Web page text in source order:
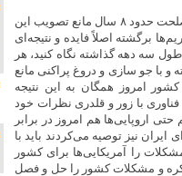
جنتی اظهار کرد: در زمینه FATF نیز یک جریان تندرو در مجمع تشخیص مصلحت حدود ۸ سال مانع تصویب این
برگشته اصلاً فایده و نتیجه‌ای
سه دهه گذاشته نگاه کنید، هر
با جو سازی و دروغ پراکنی مانع
امروز همگان به این نتیجه
با زور و قلدری نظرات خود
اروپایی‌ها هم امروز در برابر
نیز توصیه می‌کردند باید با
را آمریکایی‌ها برای کشور
و مشکلات کشور را حل و فصل